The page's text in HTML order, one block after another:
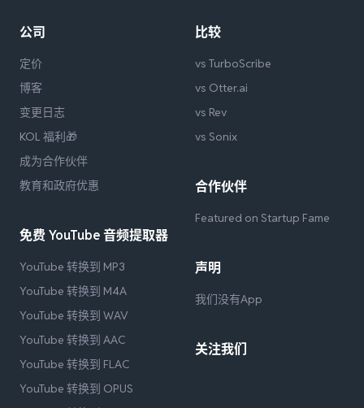
公司
定价
博客
变更日志
KOL 福利🎁
成为合作伙伴
教育和政府优惠
免费 YouTube 音频提取器
YouTube 转换到 MP3
YouTube 转换到 M4A
YouTube 转换到 WAV
YouTube 转换到 AAC
YouTube 转换到 FLAC
YouTube 转换到 OPUS
比较
vs TurboScribe
vs Otter.ai
vs Rev
vs Sonix
合作伙伴
Featured on Startup Fame
声明
我们没有App
关注我们